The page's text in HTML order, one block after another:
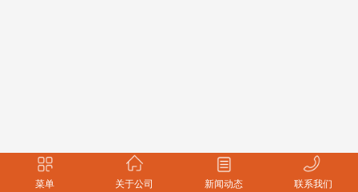
菜单 关于公司 新闻动态 联系我们